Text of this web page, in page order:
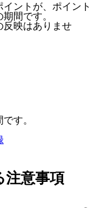
ントが、ポイント
間です。
反映はありませ
す。
注意事項